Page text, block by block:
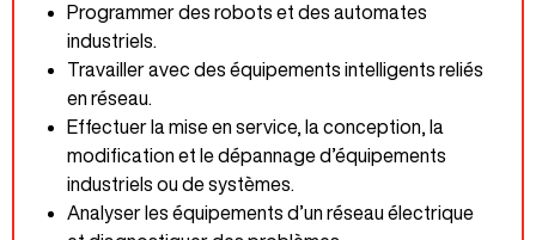
Programmer des robots et des automates
industriels.
Travailler avec des équipements intelligents reliés
en réseau.
Effectuer la mise en service, la conception, la
modification et le dépannage d’équipements
industriels ou de systèmes.
Analyser les équipements d’un réseau électrique